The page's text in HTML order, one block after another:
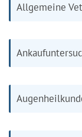
Allgemeine